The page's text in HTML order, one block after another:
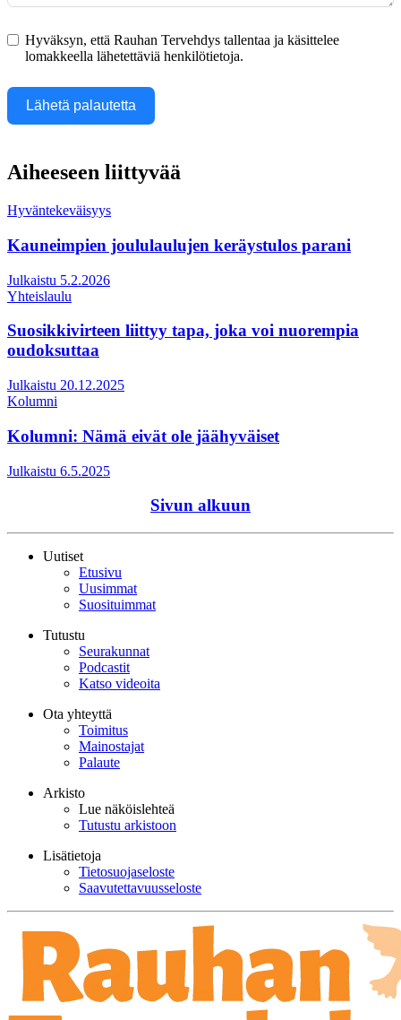
Hyväksyn, että Rauhan Tervehdys tallentaa ja käsittelee
lomakkeella lähetettäviä henkilötietoja.
Lähetä palautetta
Aiheeseen liittyvää
Hyväntekeväisyys
Kauneimpien joululaulujen keräystulos parani
Julkaistu 5.2.2026
Yhteislaulu
Suosikkivirteen liittyy tapa, joka voi nuorempia
oudoksuttaa
Julkaistu 20.12.2025
Kolumni
Kolumni: Nämä eivät ole jäähyväiset
Julkaistu 6.5.2025
Sivun alkuun
Uutiset
Etusivu
Uusimmat
Suosituimmat
Tutustu
Seurakunnat
Podcastit
Katso videoita
Ota yhteyttä
Toimitus
Mainostajat
Palaute
Arkisto
Lue näköislehteä
Tutustu arkistoon
Lisätietoja
Tietosuojaseloste
Saavutettavuusseloste